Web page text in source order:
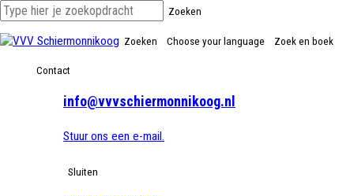
Zoeken
Zoeken Choose your language Zoek en boek
Contact
info@vvvschiermonnikoog.nl
Stuur ons een e-mail.
Sluiten